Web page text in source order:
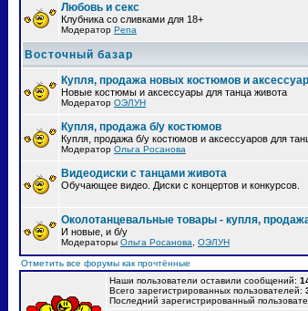
Любовь и секс
Клубника со сливками для 18+
Модератор Pena
Восточный базар
Купля, продажа новых костюмов и
Новые костюмы и аксессуары для танца живота
Модератор ОЭЛУН
Купля, продажа б/у костюмов
Купля, продажа б/у костюмов и аксессуаров для
Модератор Ольга Росанова
Видеодиски с танцами живота
Обучающее видео. Диски с концертов и конкурсов.
Околотанцевальные товары - купля,
И новые, и б/у
Модераторы Ольга Росанова ОЭЛУН
Отметить все форумы как прочтённые
Наши пользователи оставили сообщений:
Всего зарегистрированных пользователей:
Последний зарегистрированный